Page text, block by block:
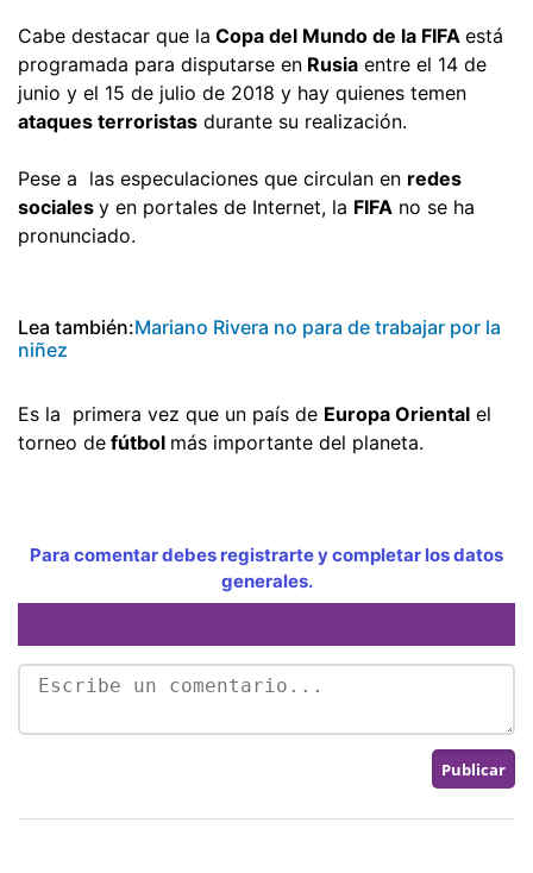
Cabe destacar que la Copa del Mundo de la FIFA está
programada para disputarse en Rusia entre el 14 de
junio y el 15 de julio de 2018 y hay quienes temen
ataques terroristas durante su realización.
Pese a las especulaciones que circulan en redes
sociales y en portales de Internet, la FIFA no se ha
pronunciado.
Lea también:Mariano Rivera no para de trabajar por la
niñez
Es la primera vez que un país de Europa Oriental el
torneo de fútbol más importante del planeta.
Para comentar debes registrarte y completar los datos
generales.